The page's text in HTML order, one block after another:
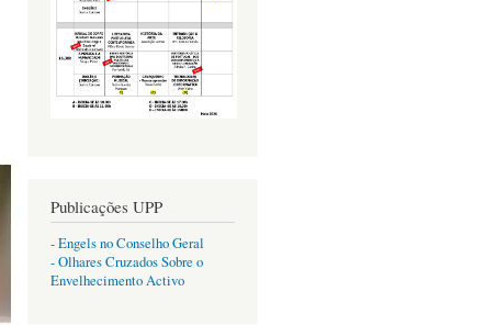
Publicações UPP
- Engels no Conselho Geral
- Olhares Cruzados Sobre o
Envelhecimento Activo